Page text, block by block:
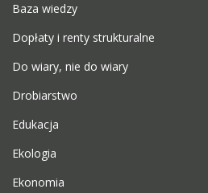
Baza wiedzy
Dopłaty i renty strukturalne
Do wiary, nie do wiary
Drobiarstwo
Edukacja
Ekologia
Ekonomia